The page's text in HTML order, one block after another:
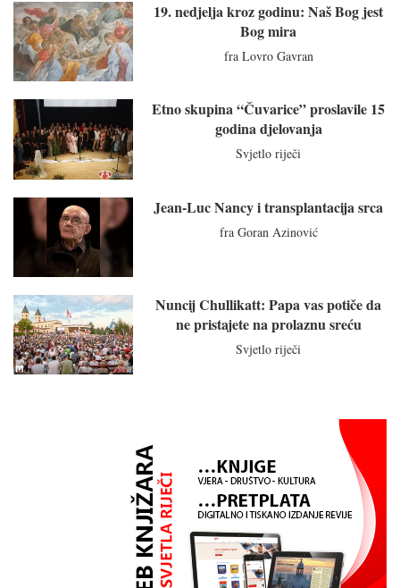
19. nedjelja kroz godinu: Naš Bog jest
Bog mira
fra Lovro Gavran
Etno skupina “Čuvarice” proslavile 15
godina djelovanja
Svjetlo riječi
Jean-Luc Nancy i transplantacija srca
fra Goran Azinović
Nuncij Chullikatt: Papa vas potiče da
ne pristajete na prolaznu sreću
Svjetlo riječi